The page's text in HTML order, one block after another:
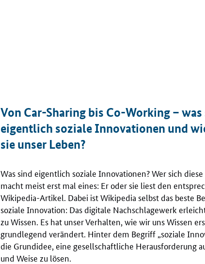
Von Car-Sharing bis Co-Working –
eigentlich soziale Innovationen und
sie unser Leben?
Was sind eigentlich soziale Innovationen? Wer sich
macht meist erst mal eines: Er oder sie liest den
Wikipedia-Artikel. Dabei ist Wikipedia selbst das beste
soziale Innovation: Das digitale Nachschlagewerk
zu Wissen. Es hat unser Verhalten, wie wir uns Wissen
grundlegend verändert. Hinter dem Begriff „soziale
die Grundidee, eine gesellschaftliche Herausforderung
und Weise zu lösen.